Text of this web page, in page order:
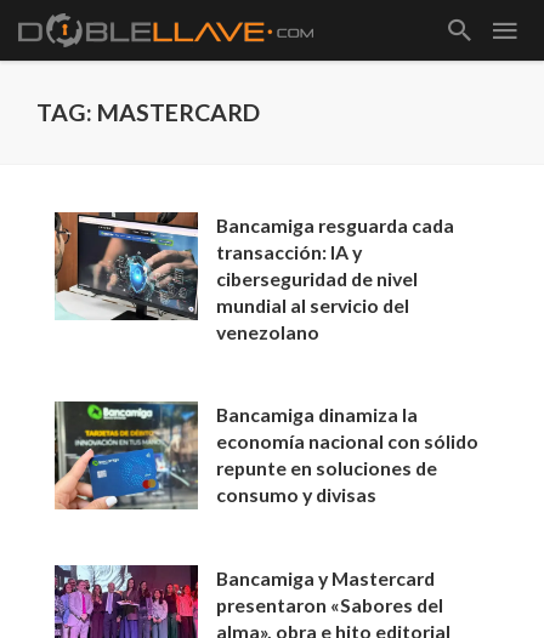
TAG: MASTERCARD
Bancamiga resguarda cada
transacción: IA y
ciberseguridad de nivel
mundial al servicio del
venezolano
Bancamiga dinamiza la
economía nacional con sólido
repunte en soluciones de
consumo y divisas
Bancamiga y Mastercard
presentaron «Sabores del
alma», obra e hito editorial